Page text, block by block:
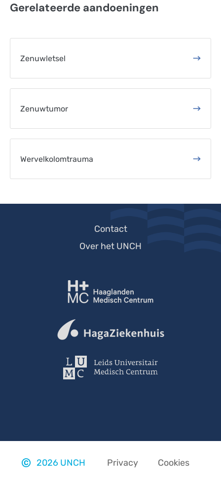
Gerelateerde aandoeningen
Zenuwletsel
Zenuwtumor
Wervelkolomtrauma
Contact
Over het UNCH
2026 UNCH links
Privacy Cookies